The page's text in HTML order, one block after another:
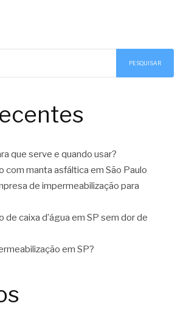
PESQUISAR
que serve e quando usar?
com manta asfáltica em São Paulo
de impermeabilização para
de caixa d’água em SP sem dor de
em SP?